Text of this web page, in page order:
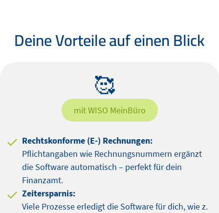
Deine Vorteile auf einen Blick
mit WISO MeinBüro
Rechtskonforme (E-) Rechnungen:
Pflichtangaben wie Rechnungsnummern ergänzt
die Software automatisch – perfekt für dein
Finanzamt.
Zeitersparnis:
Viele Prozesse erledigt die Software für dich, wie z.